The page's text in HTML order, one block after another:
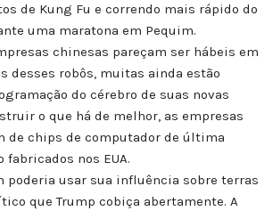
de Kung Fu e correndo mais rápido do
uma maratona em Pequim.
chinesas pareçam ser hábeis em
desses robôs, muitas ainda estão
do cérebro de suas novas
o que há de melhor, as empresas
de chips de computador de última
fabricados nos EUA.
poderia usar sua influência sobre terras
que Trump cobiça abertamente. A